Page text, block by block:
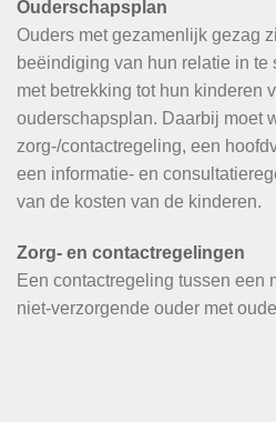
Ouderschapsplan
Ouders met gezamenlijk gezag
beëindiging van hun relatie in te
met betrekking tot hun kinderen
ouderschapsplan. Daarbij moet
zorg-/contactregeling, een
een informatie- en
van de kosten van de kinderen.
Zorg- en contactregelingen
Een contactregeling tussen een
niet-verzorgende ouder met